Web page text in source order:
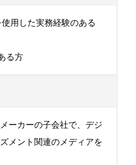
用した実務経験のある
る方
ーカーの子会社で、デジ
メント関連のメディアを